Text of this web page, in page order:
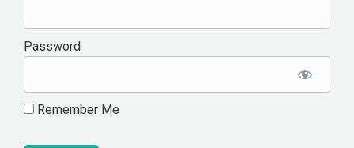
Password
Remember Me